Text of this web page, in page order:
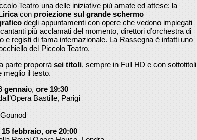
Teatro una delle iniziative più amate ed attese: la
con proiezione sul grande schermo
degli appuntamenti con opere che vedono impiegati
più acclamati del momento, direttori d’orchestra di
e registi di fama internazionale. La Rassegna è infatti uno
del Piccolo Teatro.
parte proporrà sei titoli, sempre in Full HD e con sottotitoli
meglio il testo.
gennaio, ore 19:30
Bastille, Parigi
febbraio, ore 20:00